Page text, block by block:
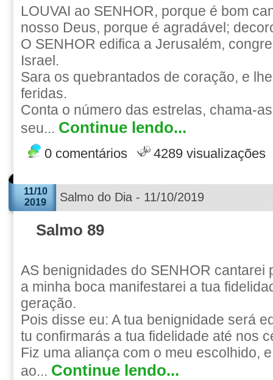
LOUVAI ao SENHOR, porque é bom
nosso Deus, porque é agradável;
O SENHOR edifica a Jerusalém,
Israel.
Sara os quebrantados de coração, e
feridas.
Conta o número das estrelas, chama-
seu... Continue lendo...
0 comentários 4289 visualizações
11/10
2019
Salmo do Dia - 11/10/2019
Salmo 89
AS benignidades do SENHOR cantarei
a minha boca manifestarei a tua
geração.
Pois disse eu: A tua benignidade será
tu confirmarás a tua fidelidade até nos
Fiz uma aliança com o meu escolhido,
ao... Continue lendo...